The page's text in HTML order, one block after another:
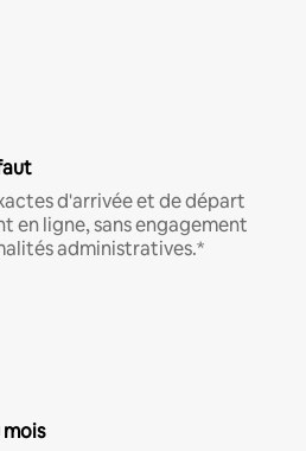
d'arrivée et de départ
en ligne, sans engagement
administratives.*